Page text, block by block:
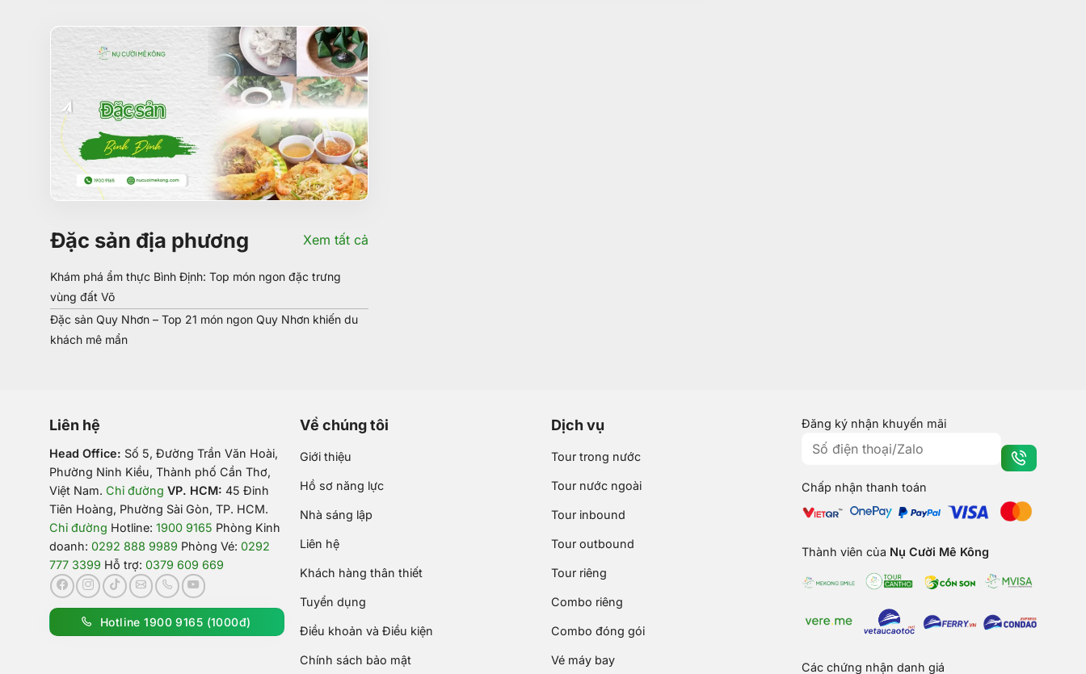
Đặc sản địa phương Xem tất cả
Khám phá ẩm thực Bình Định: Top món ngon đặc trưng
vùng đất Võ
Đặc sản Quy Nhơn – Top 21 món ngon Quy Nhơn khiến du
khách mê mẩn
Liên hệ
Head Office: Số 5, Đường Trần Văn Hoài,
Phường Ninh Kiều, Thành phố Cần Thơ,
Việt Nam. Chỉ đường VP. HCM: 45 Đinh
Tiên Hoàng, Phường Sài Gòn, TP. HCM.
Chỉ đường Hotline: 1900 9165 Phòng Kinh
doanh: 0292 888 9989 Phòng Vé: 0292
777 3399 Hỗ trợ: 0379 609 669
Hotline 1900 9165 (1000đ)
Về chúng tôi
Giới thiệu
Hồ sơ năng lực
Nhà sáng lập
Liên hệ
Khách hàng thân thiết
Tuyển dụng
Điều khoản và Điều kiện
Chính sách bảo mật
Dịch vụ
Tour trong nước
Tour nước ngoài
Tour inbound
Tour outbound
Tour riêng
Combo riêng
Combo đóng gói
Vé máy bay
Đăng ký nhận khuyến mãi
Chấp nhận thanh toán
Thành viên của Nụ Cười Mê Kông
Các chứng nhận danh giá